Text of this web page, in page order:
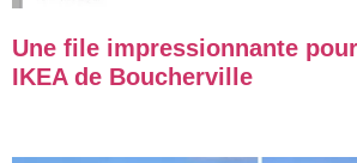
Une file impressionnante
IKEA de Boucherville